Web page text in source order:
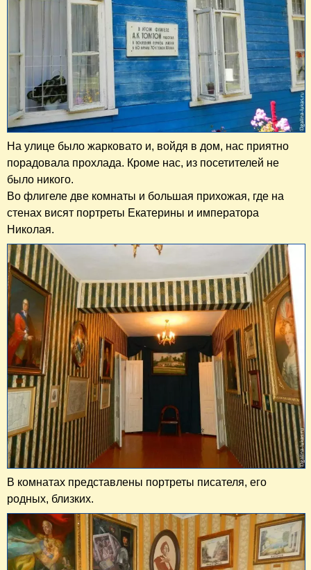
На улице было жарковато и, войдя в дом, нас приятно
порадовала прохлада. Кроме нас, из посетителей не
было никого.
Во флигеле две комнаты и большая прихожая, где на
стенах висят портреты Екатерины и императора
Николая.
В комнатах представлены портреты писателя, его
родных, близких.